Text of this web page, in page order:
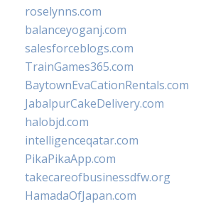
roselynns.com
balanceyoganj.com
salesforceblogs.com
TrainGames365.com
BaytownEvaCationRentals.com
JabalpurCakeDelivery.com
halobjd.com
intelligenceqatar.com
PikaPikaApp.com
takecareofbusinessdfw.org
HamadaOfJapan.com